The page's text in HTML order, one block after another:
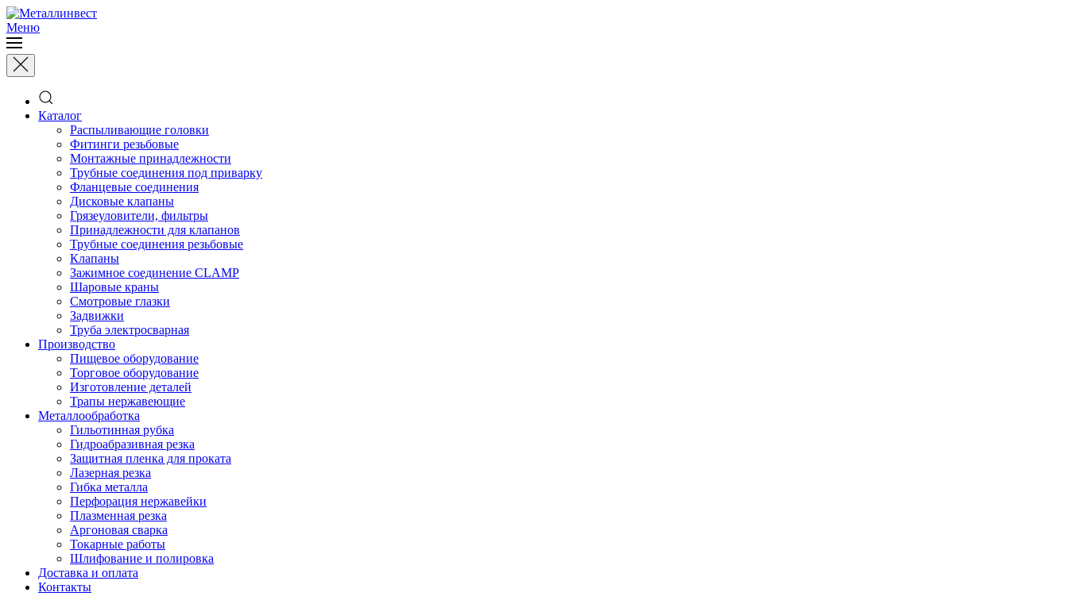
Меню
Каталог
Распыливающие головки
Фитинги резьбовые
Монтажные принадлежности
Трубные соединения под приварку
Фланцевые соединения
Дисковые клапаны
Грязеуловители, фильтры
Принадлежности для клапанов
Трубные соединения резьбовые
Клапаны
Зажимное соединение CLAMP
Шаровые краны
Смотровые глазки
Задвижки
Труба электросварная
Производство
Пищевое оборудование
Торговое оборудование
Изготовление деталей
Трапы нержавеющие
Металлообработка
Гильотинная рубка
Гидроабразивная резка
Защитная пленка для проката
Лазерная резка
Гибка металла
Перфорация нержавейки
Плазменная резка
Аргоновая сварка
Токарные работы
Шлифование и полировка
Доставка и оплата
Контакты